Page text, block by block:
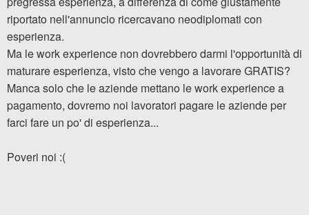
riportato nell'annuncio ricercavano neodiplomati con
esperienza.
Ma le work experience non dovrebbero darmi l'opportunità di
maturare esperienza, visto che vengo a lavorare GRATIS?
Manca solo che le aziende mettano le work experience a
pagamento, dovremo noi lavoratori pagare le aziende per
farci fare un po' di esperienza...
Poveri noi :(